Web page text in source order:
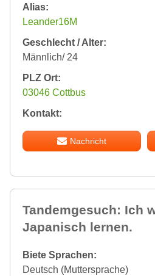
Alias:
Leander16M
Geschlecht / Alter:
Männlich/ 24
PLZ Ort:
03046 Cottbus
Kontakt:
Nachricht
Tandemgesuch: Ich
Japanisch lernen.
Biete Sprachen:
Deutsch (Muttersprache)